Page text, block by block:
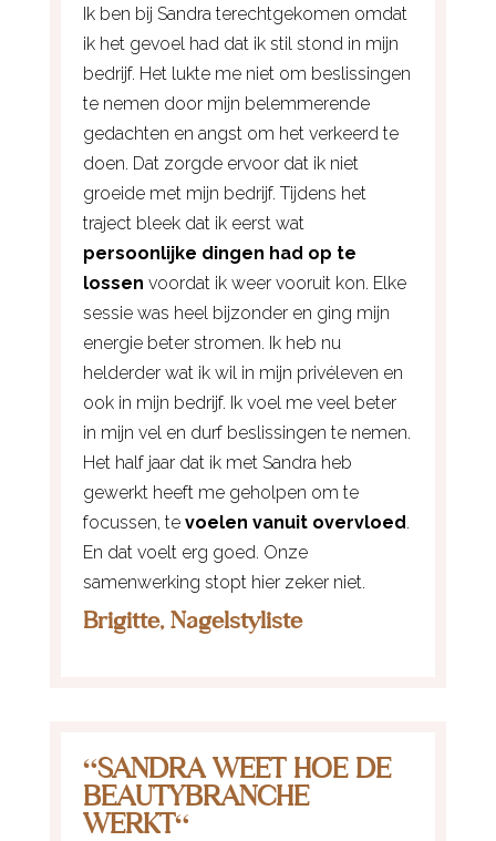
Ik ben bij Sandra terechtgekomen omdat
ik het gevoel had dat ik stil stond in mijn
bedrijf. Het lukte me niet om beslissingen
te nemen door mijn belemmerende
gedachten en angst om het verkeerd te
doen. Dat zorgde ervoor dat ik niet
groeide met mijn bedrijf. Tijdens het
traject bleek dat ik eerst wat
persoonlijke dingen had op te
lossen voordat ik weer vooruit kon. Elke
sessie was heel bijzonder en ging mijn
energie beter stromen. Ik heb nu
helderder wat ik wil in mijn privéleven en
ook in mijn bedrijf. Ik voel me veel beter
in mijn vel en durf beslissingen te nemen.
Het half jaar dat ik met Sandra heb
gewerkt heeft me geholpen om te
focussen, te voelen vanuit overvloed.
En dat voelt erg goed. Onze
samenwerking stopt hier zeker niet.
Brigitte, Nagelstyliste
“SANDRA WEET HOE DE
BEAUTYBRANCHE
WERKT“